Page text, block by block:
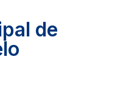
de